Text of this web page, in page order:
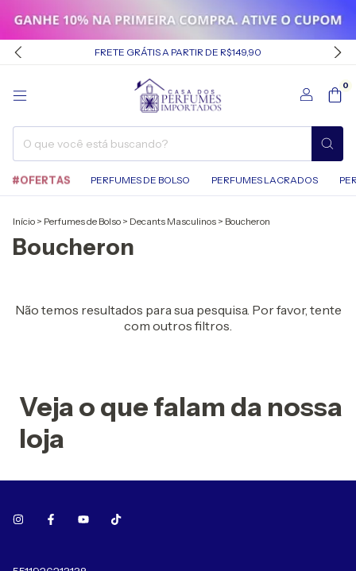
FRETE GRÁTIS A PARTIR DE R$149,90
0
#OFERTAS PERFUMES DE BOLSO PERFUMES LACRADOS
Início > Perfumes de Bolso > Decants Masculinos > Boucheron
Boucheron
Não temos resultados para sua pesquisa. Por favor, tente
com outros filtros.
Veja o que falam da nossa
loja